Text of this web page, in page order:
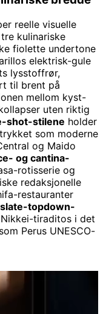
reelle visuelle
kulinariske
fiolette undertone
elektrisk-gule
lysstoffrør,
til brent på
mellom kyst-
uten riktig
shot-stilene holder
som moderne
og Maido
og cantina-
rotisserie og
redaksjonelle
restauranter
topdown-
tiraditos i det
Perus UNESCO-